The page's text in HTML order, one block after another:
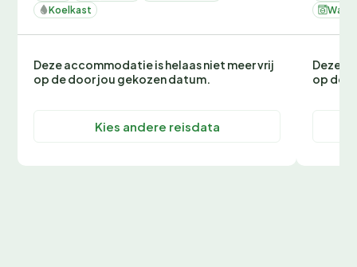
Koelkast
Deze accommodatie is helaas niet meer vrij
op de door jou gekozen datum.
Kies andere reisdata
Deze
op de